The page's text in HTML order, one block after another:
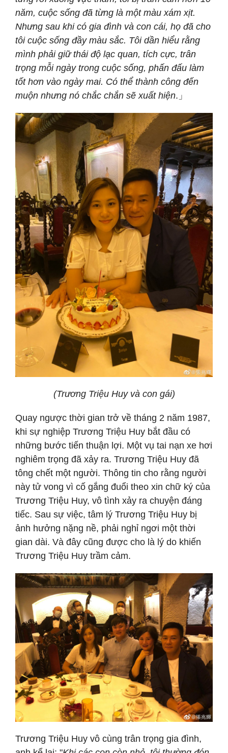
năm, cuộc sống đã từng là một màu xám xịt.
Nhưng sau khi có gia đình và con cái, họ đã cho
tôi cuộc sống đầy màu sắc. Tôi dần hiểu rằng
mình phải giữ thái độ lạc quan, tích cực, trân
trọng mỗi ngày trong cuộc sống, phấn đấu làm
tốt hơn vào ngày mai. Có thể thành công đến
muộn nhưng nó chắc chắn sẽ xuất hiện.」
(Trương Triệu Huy và con gái)
Quay ngược thời gian trở về tháng 2 năm 1987,
khi sự nghiệp Trương Triệu Huy bắt đầu có
những bước tiến thuận lợi. Một vụ tai nạn xe hơi
nghiêm trọng đã xảy ra. Trương Triệu Huy đã
tông chết một người. Thông tin cho rằng người
này tử vong vì cố gắng đuổi theo xin chữ ký của
Trương Triệu Huy, vô tình xảy ra chuyện đáng
tiếc. Sau sự việc, tâm lý Trương Triệu Huy bị
ảnh hưởng nặng nề, phải nghỉ ngơi một thời
gian dài. Và đây cũng được cho là lý do khiến
Trương Triệu Huy trầm cảm.
Trương Triệu Huy vô cùng trân trọng gia đình,